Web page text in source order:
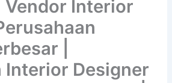
Vendor Interior
|
Interior Designer